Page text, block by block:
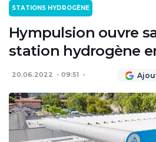
STATIONS HYDROGÈNE
Hympulsion ouvre
station hydrogène
20.06.2022 09:51